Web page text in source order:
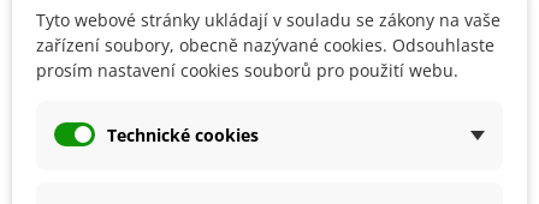
5 gramů přípravku (1 sáček) rozpustíme v přibližně 2,5
litrech vody a zamícháme
Hnojení pravidelně opakujeme
Tyto webové stránky ukládají v souladu se zákony na vaše
zařízení soubory, obecně nazývané cookies. Odsouhlaste
prosím nastavení cookies souborů pro použití webu.
Technické cookies